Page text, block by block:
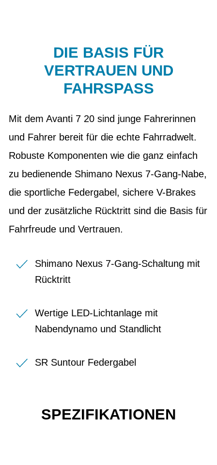
DIE BASIS FÜR
VERTRAUEN UND
FAHRSPASS
Mit dem Avanti 7 20 sind junge Fahrerinnen
und Fahrer bereit für die echte Fahrradwelt.
Robuste Komponenten wie die ganz einfach
zu bedienende Shimano Nexus 7-Gang-Nabe,
die sportliche Federgabel, sichere V-Brakes
und der zusätzliche Rücktritt sind die Basis für
Fahrfreude und Vertrauen.
Shimano Nexus 7-Gang-Schaltung mit
Rücktritt
Wertige LED-Lichtanlage mit
Nabendynamo und Standlicht
SR Suntour Federgabel
SPEZIFIKATIONEN